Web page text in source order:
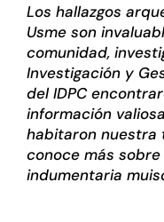
Los hallazgos
Usme son
comunidad,
Investigación y
del IDPC
información
habitaron nuestra
conoce más
indumentaria